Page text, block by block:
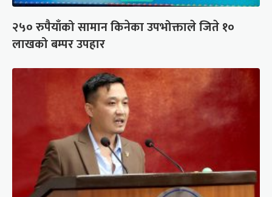
२५० रुपैयाँको सामान किनेका उपभोक्ताले जिते १०
लाखको बम्पर उपहार